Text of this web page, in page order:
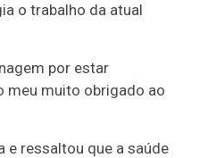
o trabalho da atual
por estar
meu muito obrigado ao
e ressaltou que a saúde